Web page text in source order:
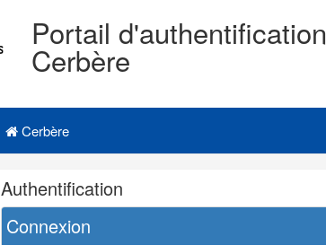
Portail d'authentification
Cerbère
Cerbère
Navigation
et
outils
annexes
Authentification
Connexion